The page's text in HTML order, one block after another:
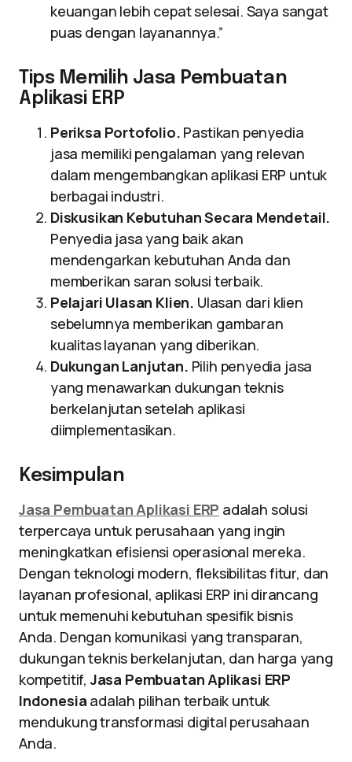
keuangan lebih cepat selesai. Saya sangat
puas dengan layanannya.”
Tips Memilih Jasa Pembuatan
Aplikasi ERP
Periksa Portofolio. Pastikan penyedia
jasa memiliki pengalaman yang relevan
dalam mengembangkan aplikasi ERP untuk
berbagai industri.
Diskusikan Kebutuhan Secara Mendetail.
Penyedia jasa yang baik akan
mendengarkan kebutuhan Anda dan
memberikan saran solusi terbaik.
Pelajari Ulasan Klien. Ulasan dari klien
sebelumnya memberikan gambaran
kualitas layanan yang diberikan.
Dukungan Lanjutan. Pilih penyedia jasa
yang menawarkan dukungan teknis
berkelanjutan setelah aplikasi
diimplementasikan.
Kesimpulan
Jasa Pembuatan Aplikasi ERP adalah solusi
terpercaya untuk perusahaan yang ingin
meningkatkan efisiensi operasional mereka.
Dengan teknologi modern, fleksibilitas fitur, dan
layanan profesional, aplikasi ERP ini dirancang
untuk memenuhi kebutuhan spesifik bisnis
Anda. Dengan komunikasi yang transparan,
dukungan teknis berkelanjutan, dan harga yang
kompetitif,Jasa Pembuatan Aplikasi ERP
Indonesia adalah pilihan terbaik untuk
mendukung transformasi digital perusahaan
Anda.